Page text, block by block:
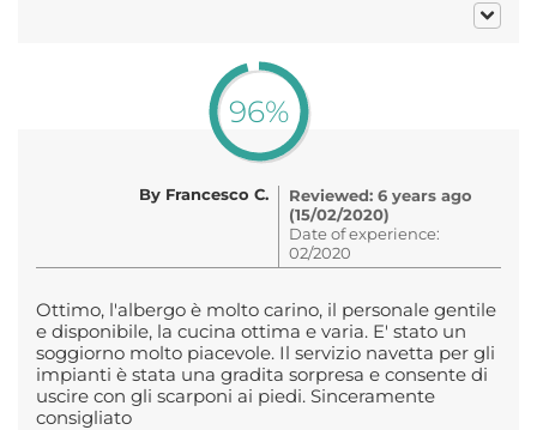
96%
By Francesco C.
Reviewed: 6 years ago
(15/02/2020)
Date of experience:
02/2020
Ottimo, l'albergo è molto carino, il personale gentile
e disponibile, la cucina ottima e varia. E' stato un
soggiorno molto piacevole. Il servizio navetta per gli
impianti è stata una gradita sorpresa e consente di
uscire con gli scarponi ai piedi. Sinceramente
consigliato